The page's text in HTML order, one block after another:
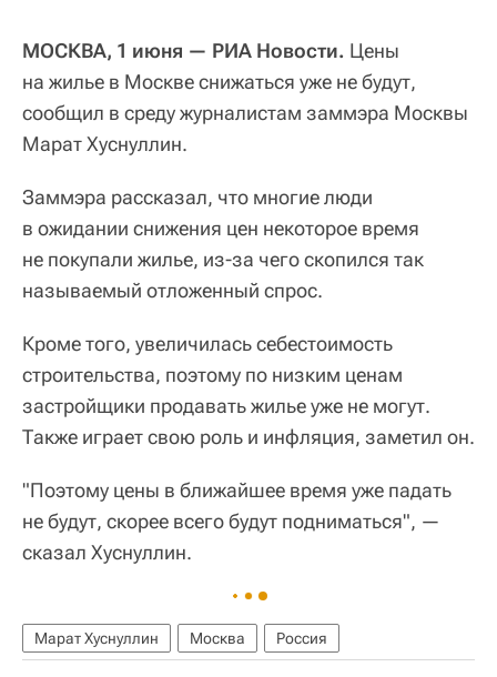
МОСКВА, 1 июня — РИА Новости. Цены
на жилье в Москве снижаться уже не будут,
сообщил в среду журналистам заммэра Москвы
Марат Хуснуллин.
Заммэра рассказал, что многие люди
в ожидании снижения цен некоторое время
не покупали жилье, из-за чего скопился так
называемый отложенный спрос.
Кроме того, увеличилась себестоимость
строительства, поэтому по низким ценам
застройщики продавать жилье уже не могут.
Также играет свою роль и инфляция, заметил он.
"Поэтому цены в ближайшее время уже падать
не будут, скорее всего будут подниматься", —
сказал Хуснуллин.
Марат Хуснуллин Москва Россия